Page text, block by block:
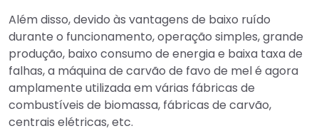
Além disso, devido às vantagens de baixo ruído
durante o funcionamento, operação simples, grande
produção, baixo consumo de energia e baixa taxa de
falhas, a máquina de carvão de favo de mel é agora
amplamente utilizada em várias fábricas de
combustíveis de biomassa, fábricas de carvão,
centrais elétricas, etc.